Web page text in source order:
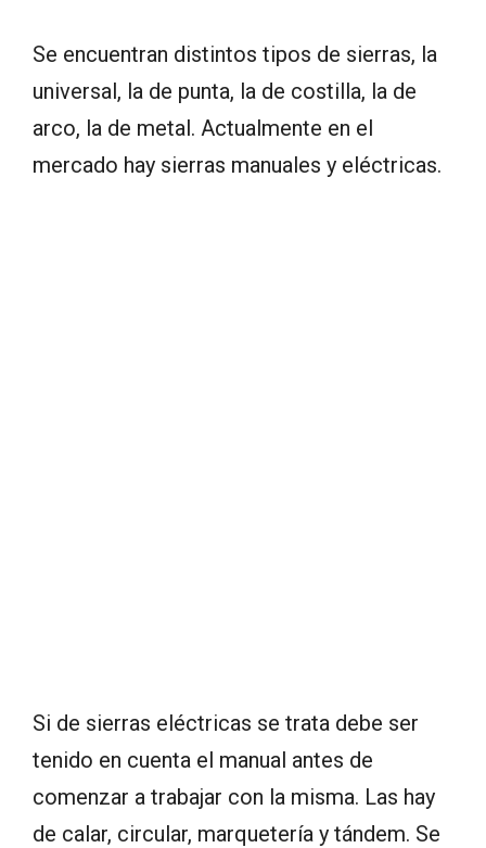
Se encuentran distintos tipos de sierras, la
universal, la de punta, la de costilla, la de
arco, la de metal. Actualmente en el
mercado hay sierras manuales y eléctricas.
Si de sierras eléctricas se trata debe ser
tenido en cuenta el manual antes de
comenzar a trabajar con la misma. Las hay
de calar, circular, marquetería y tándem. Se